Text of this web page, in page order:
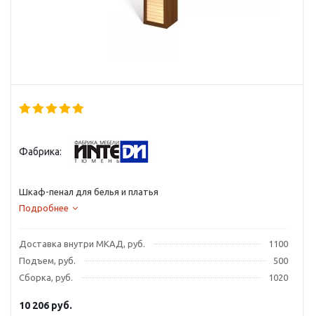
Фабрика:
Шкаф-пенал для белья и платья
Подробнее
Доставка внутри МКАД, руб.
1100
Подъем, руб.
500
Сборка, руб.
1020
10 206 руб.